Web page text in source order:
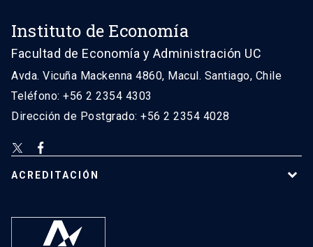
Instituto de Economía
Facultad de Economía y Administración UC
Avda. Vicuña Mackenna 4860, Macul. Santiago, Chile
Teléfono: +56 2 2354 4303
Dirección de Postgrado: +56 2 2354 4028
ACREDITACIÓN